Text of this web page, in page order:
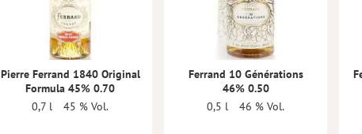
Pierre Ferrand 1840 Original
Formula 45% 0.70
0,7 l
45 % Vol.
Ferrand 10 Générations
46% 0.50
0,5 l
46 % Vol.